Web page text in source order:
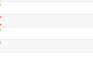
Oui
Non
Oui